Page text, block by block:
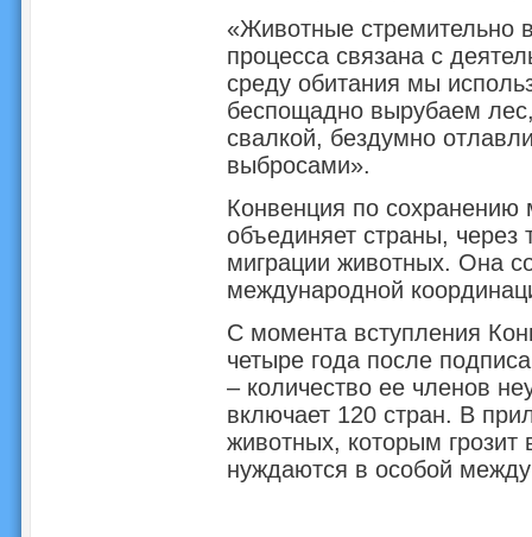
«Животные стремительно
процесса связана с
среду обитания мы
беспощадно вырубаем
свалкой, бездумно
выбросами».
Конвенция по
объединяет страны, через
миграции животных. Она
международной
С момента вступления
четыре года после
– количество ее членов
включает 120 стран. В
животных, которым грозит
нуждаются в особой